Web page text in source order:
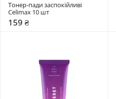
Тонер-пади заспокійливі
Celimax 10 шт
159 ₴